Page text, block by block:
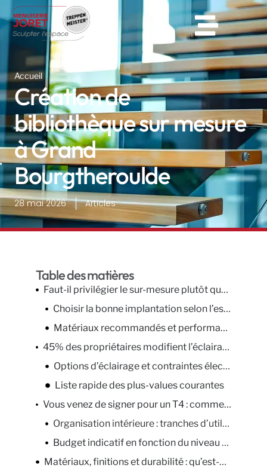
Accueil
Création de
bibliothèque sur mesure
à Grand
Bourgtheroulde
28 mai 2026 Articles
Table des matières
Faut-il privilégier le sur-mesure plutôt que le meuble prêt-à-poser ?
Choisir la bonne implantation selon l’espace disponible et l’usage
Matériaux recommandés et performances attendues
45% des propriétaires modifient l’éclairage pour mieux valoriser les étagères
Options d’éclairage et contraintes électriques à considérer
Liste rapide des plus-values courantes
Vous venez de signer pour un T4 : comment définir le cahier des charges meuble par meuble ?
Organisation intérieure : tranches d’utilisation et modularité
Budget indicatif en fonction du niveau de finition : nous contacter.
Matériaux, finitions et durabilité : qu’est-ce qui tient vraiment ?